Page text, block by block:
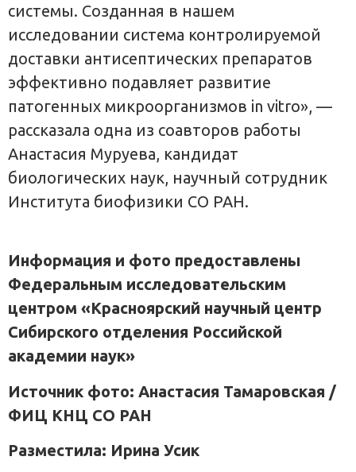
системы. Созданная в нашем
исследовании система контролируемой
доставки антисептических препаратов
эффективно подавляет развитие
патогенных микроорганизмов in vitro», —
рассказала одна из соавторов работы
Анастасия Муруева, кандидат
биологических наук, научный сотрудник
Института биофизики СО РАН.
Информация и фото предоставлены
Федеральным исследовательским
центром «Красноярский научный центр
Сибирского отделения Российской
академии наук»
Источник фото: Анастасия Тамаровская /
ФИЦ КНЦ СО РАН
Разместила: Ирина Усик